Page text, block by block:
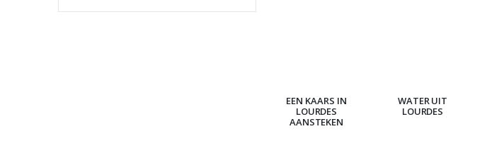
EEN KAARS IN
LOURDES
AANSTEKEN
WATER UIT
LOURDES